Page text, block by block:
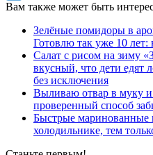
Вам также может быть
Зелёные помидоры в
Готовлю так уже 10 лет:
Салат с рисом на зиму
вкусный, что дети
без исключения
Выливаю отвар в муку
проверенный способ
Быстрые маринованные
холодильнике, тем